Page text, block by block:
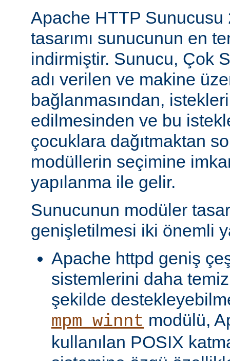
Apache HTTP Sunucusu
tasarımı sunucunun en
indirmiştir. Sunucu, Çok
adı verilen ve makine
bağlanmasından,
edilmesinden ve bu
çocuklara dağıtmaktan
modüllerin seçimine
yapılanma ile gelir.
Sunucunun modüler
genişletilmesi iki önemli
Apache httpd geniş
sistemlerini daha
şekilde
mpm_winnt modülü,
kullanılan POSIX